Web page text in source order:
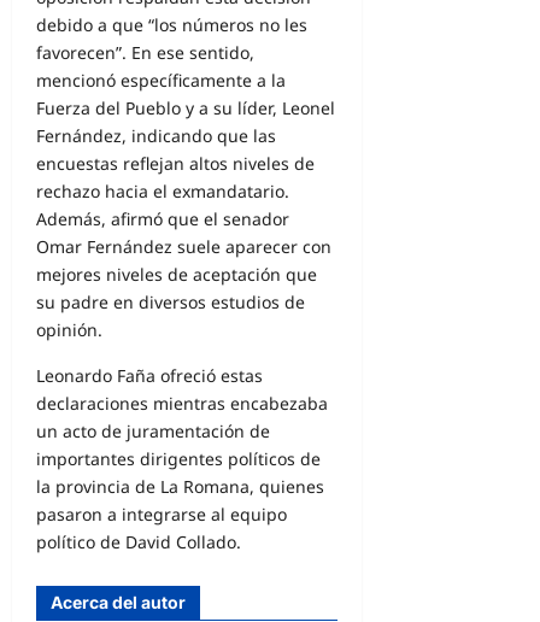
debido a que “los números no les
favorecen”. En ese sentido,
mencionó específicamente a la
Fuerza del Pueblo y a su líder, Leonel
Fernández, indicando que las
encuestas reflejan altos niveles de
rechazo hacia el exmandatario.
Además, afirmó que el senador
Omar Fernández suele aparecer con
mejores niveles de aceptación que
su padre en diversos estudios de
opinión.
Leonardo Faña ofreció estas
declaraciones mientras encabezaba
un acto de juramentación de
importantes dirigentes políticos de
la provincia de La Romana, quienes
pasaron a integrarse al equipo
político de David Collado.
Acerca del autor